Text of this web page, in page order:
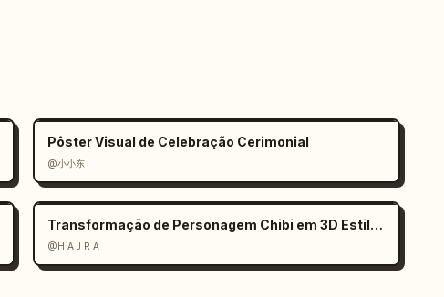
Pôster Visual de Celebração Cerimonial
@小小东
Transformação de Personagem Chibi em 3D Estilo Pixar
@H A J R A